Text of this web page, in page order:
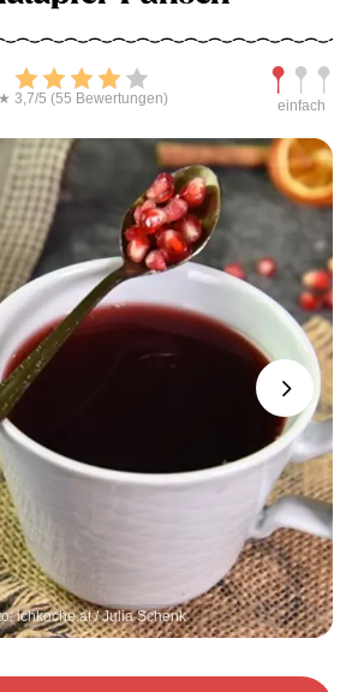
Bewerten
★ 3,7/5 (55 Bewertungen) einfach
ichkoche.at / Julia Schenk
Next